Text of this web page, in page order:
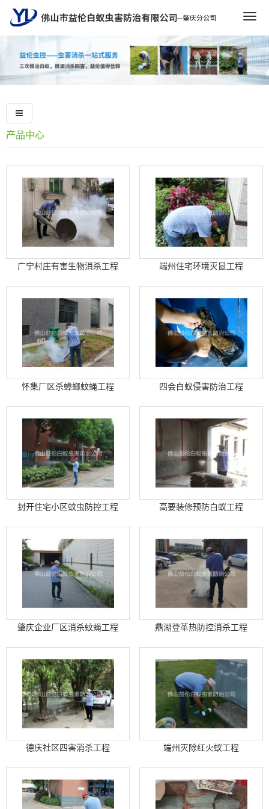
产品中心
广宁村庄有害生物消杀工程 端州住宅环境灭鼠工程
怀集厂区杀蟑螂蚊蝇工程 四会白蚁侵害防治工程
封开住宅小区蚊虫防控工程 高要装修预防白蚁工程
肇庆企业厂区消杀蚊蝇工程 鼎湖登革热防控消杀工程
德庆社区四害消杀工程 端州灭除红火蚁工程